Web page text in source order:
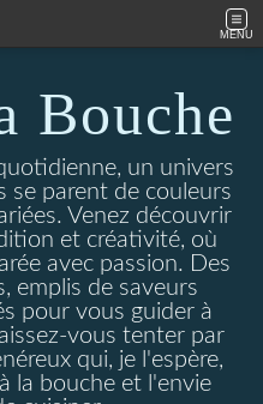
MENU
Bouche
un univers
se parent de couleurs
Venez découvrir
et créativité, où
avec passion. Des
emplis de saveurs
pour vous guider à
vous tenter par
qui, je l'espère,
la bouche et l'envie